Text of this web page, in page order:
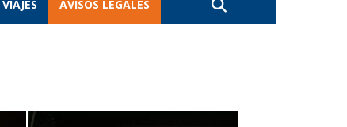
VIAJES AVISOS LEGALES